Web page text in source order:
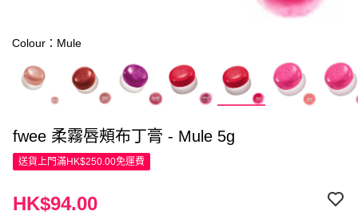
Colour：Mule
fwee 柔霧唇頰布丁膏 - Mule 5g
送貨上門滿HK$250.00免運費
HK$94.00